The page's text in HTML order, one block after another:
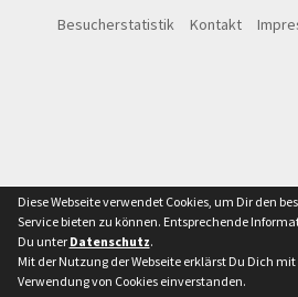
Besucherstatistik Kontakt
Diese Webseite verwendet Cookies, um Dir den
Service bieten zu können. Entsprechende
Du unter Datenschutz.
Mit der Nutzung der Webseite erklärst Du Dich mit
Verwendung von Cookies einverstanden.